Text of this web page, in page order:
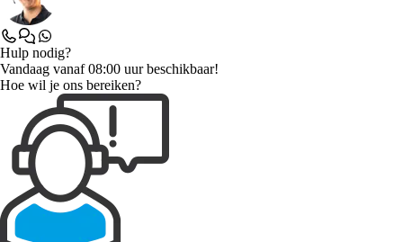
Hulp nodig?
Vandaag vanaf 08:00 uur beschikbaar!
Hoe wil je ons bereiken?